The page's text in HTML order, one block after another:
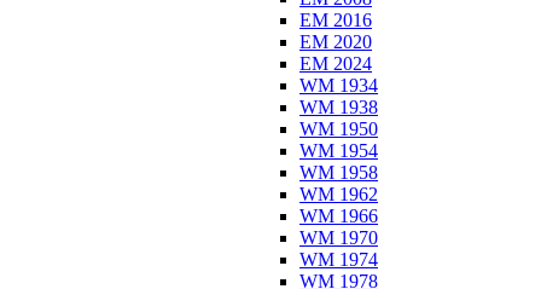
EM 2016
EM 2020
EM 2024
WM 1934
WM 1938
WM 1950
WM 1954
WM 1958
WM 1962
WM 1966
WM 1970
WM 1974
WM 1978